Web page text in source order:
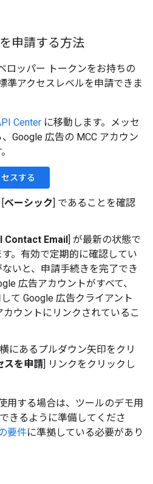
申請する方法
ロッパー トークンをお持ちの
準アクセスレベルを申請できま
Center に移動します。メッセ
Google 広告の MCC アカウン
スする
ベーシック ] であることを確認
Contact Email
] が最新の状態で
。有効で定期的に確認してい
いと、申請手続きを完了でき
広告アカウントがすべて、
て Google 広告クライアント
カウントにリンクされているこ
横にあるプルダウン矢印をクリ
スを申請 ] リンクをクリックし
用する場合は、ツールのデモ用
きるように準備してくださ
要件に準拠している必要があり